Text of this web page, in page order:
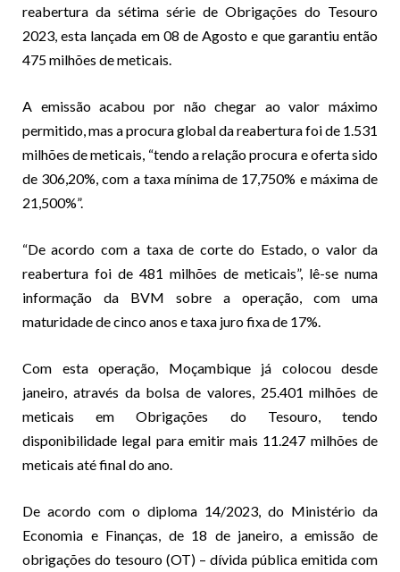
reabertura da sétima série de Obrigações do Tesouro
2023, esta lançada em 08 de Agosto e que garantiu então
475 milhões de meticais.
A emissão acabou por não chegar ao valor máximo
permitido, mas a procura global da reabertura foi de 1.531
milhões de meticais, “tendo a relação procura e oferta sido
de 306,20%, com a taxa mínima de 17,750% e máxima de
21,500%”.
“De acordo com a taxa de corte do Estado, o valor da
reabertura foi de 481 milhões de meticais”, lê-se numa
informação da BVM sobre a operação, com uma
maturidade de cinco anos e taxa juro fixa de 17%.
Com esta operação, Moçambique já colocou desde
janeiro, através da bolsa de valores, 25.401 milhões de
meticais em Obrigações do Tesouro, tendo
disponibilidade legal para emitir mais 11.247 milhões de
meticais até final do ano.
De acordo com o diploma 14/2023, do Ministério da
Economia e Finanças, de 18 de janeiro, a emissão de
obrigações do tesouro (OT) – dívida pública emitida com